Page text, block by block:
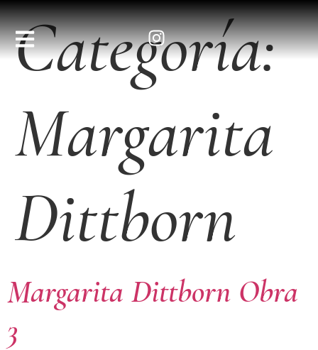
Categoría:
Margarita
Dittborn
Margarita Dittborn Obra
3